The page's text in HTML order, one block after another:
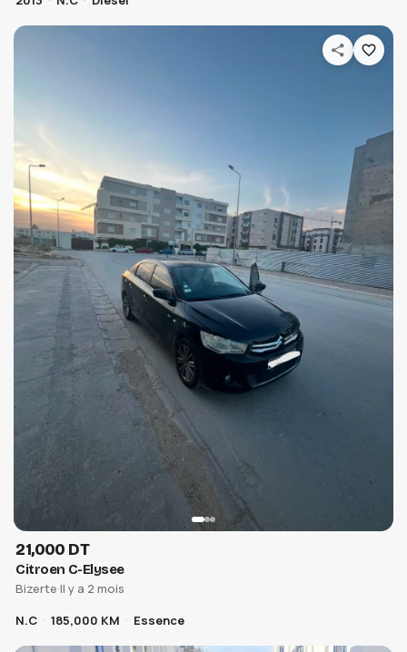
21,000 DT
Citroen C-Elysee
Bizerte·Il y a 2 mois
N.C
185,000 KM Essence
WeenCar GPS Tracker